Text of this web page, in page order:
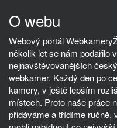
O webu
Webový portál
několik let se nám podařilo
nejnavštěvovanějších
webkamer. Každý den po
kamery, v ještě lepším
místech. Proto naše práce
přidáváme a třídíme ručně,